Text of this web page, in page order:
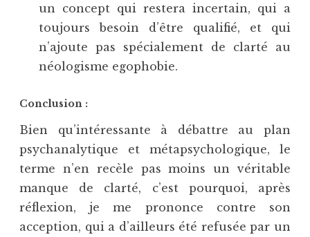
un concept qui restera incertain, qui a
toujours besoin d’être qualifié, et qui
n’ajoute pas spécialement de clarté au
néologisme egophobie.
Conclusion :
Bien qu’intéressante à débattre au plan
psychanalytique et métapsychologique, le
terme n’en recèle pas moins un véritable
manque de clarté, c’est pourquoi, après
réflexion, je me prononce contre son
acception, qui a d’ailleurs été refusée par un